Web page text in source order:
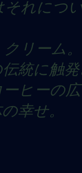
れにつ
リーム
統に触
ヒーの
幸せ。